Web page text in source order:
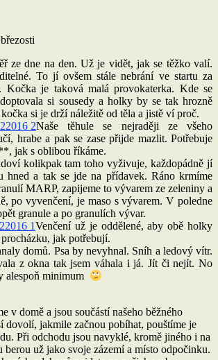
ze dne na den. Už je vidět, jak se těžko valí.
To jí ovšem stále nebrání ve startu za
Kočka je taková malá provokaterka. Kde se
si sousedy a holky by se tak hrozně
si je drží náležitě od těla a jistě ví proč.
Naše těhule se nejraději ze všeho
hrabe a pak se zase přijde mazlit. Potřebuje
jak s oblibou říkáme.
kolikpak tam toho vyživuje, každopádně jí
hned a tak se jde na přídavek. Ráno krmíme
MARP, zapijeme to vývarem ze zeleniny a
po vyvenčení, je maso s vývarem. V poledne
granule a po granulích vývar.
Venčení už je oddělené, aby obě holky
jak potřebují.
domů. Psa by nevyhnal. Sníh a ledový vítr.
z okna tak jsem váhala i já. Jít či nejít. No
alespoň minimum
v domě a jsou součástí našeho běžného
dovolí, jakmile začnou pobíhat, pouštíme je
Při odchodu jsou navyklé, kromě jiného i na
berou už jako svoje zázemí a místo odpočinku.